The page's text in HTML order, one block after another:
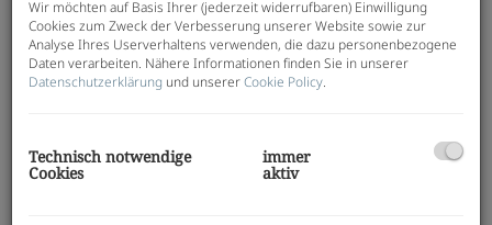
nachhaltige Bauweise und leistbares Eigentum
legen. In drei architektonisch ansprechend
gestalteten Wohnhäusern entstehen insgesamt
Eigentumswohnungenmit durchdachten
Die Wohnanlage verbindet ruhiges Wohnen mit der
Wir möchten auf Basis Ihrer (jederzeit widerrufbaren) Einwilligung
Cookies zum Zweck der Verbesserung unserer Website sowie zur
Analyse Ihres Userverhaltens verwenden, die dazu personenbezogene
Daten verarbeiten. Nähere Informationen finden Sie in unserer
Datenschutzerklärung und unsererCookie Policy.
Technisch notwendige
Cookies
immer
aktiv